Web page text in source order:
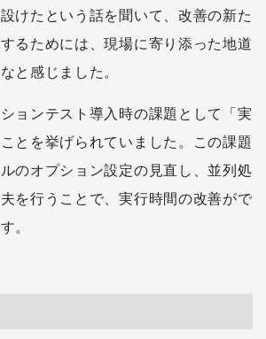
けたという話を聞いて、改善の新た
るためには、現場に寄り添った地道
と感じました。
ョンテスト導入時の課題として「実
とを挙げられていました。この課題
のオプション設定の見直し、並列処
を行うことで、実行時間の改善がで
。